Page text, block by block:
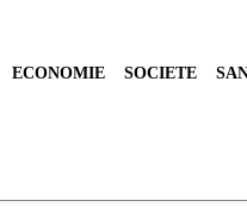
ECONOMIE SOCIETE